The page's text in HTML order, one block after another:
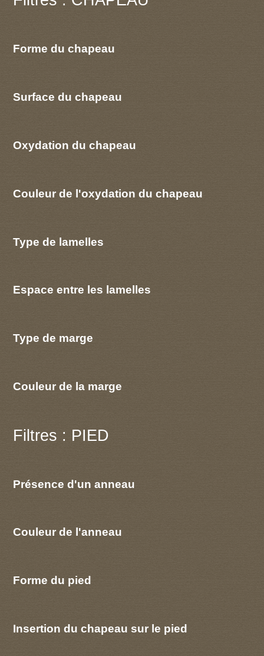
Forme du chapeau
Surface du chapeau
Oxydation du chapeau
Couleur de l'oxydation du chapeau
Type de lamelles
Espace entre les lamelles
Type de marge
Couleur de la marge
Filtres : PIED
Présence d'un anneau
Couleur de l'anneau
Forme du pied
Insertion du chapeau sur le pied